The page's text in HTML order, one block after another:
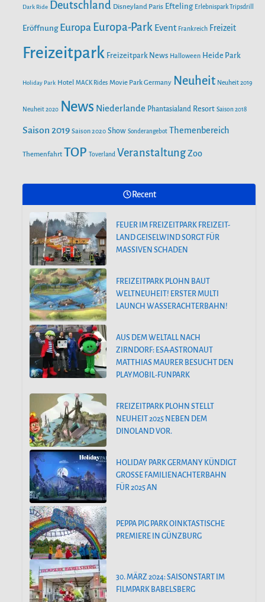
n
o
r
e
Dark Ride Deutschland Disneyland Paris Efteling Erlebnispark Tripsdrill
Eröffnung Europa Europa-Park Event Frankreich Freizeit
Freizeitpark Freizeitpark News Halloween Heide Park
Holiday Park Hotel MACK Rides Movie Park Germany Neuheit Neuheit 2019
Neuheit 2020 News Niederlande Phantasialand Resort Saison 2018
Saison 2019 Saison 2020 Show Sonderangebot Themenbereich
Themenfahrt TOP Toverland Veranstaltung Zoo
Recent
FEUER IM FREIZEITPARK FREIZEIT-
LAND GEISELWIND SORGT FÜR
MASSIVEN SCHADEN
FREIZEITPARK PLOHN BAUT
WELTNEUHEIT! ERSTER MULTI
LAUNCH WASSERACHTERBAHN!
AUS DEM WELTALL NACH
ZIRNDORF: ESA-ASTRONAUT
MATTHIAS MAURER BESUCHT DEN
PLAYMOBIL-FUNPARK
FREIZEITPARK PLOHN STELLT
NEUHEIT 2025 NEBEN DEM
DINOLAND VOR.
HOLIDAY PARK GERMANY KÜNDIGT
GROSSE FAMILIENACHTERBAHN F
ÜR 2025 AN
PEPPA PIG PARK OINKTASTISCHE
PREMIERE IN GÜNZBURG
30. MÄRZ 2024: SAISONSTART IM
FILMPARK BABELSBERG